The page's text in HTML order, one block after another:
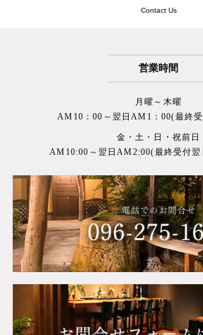
Contact Us
営業時間
月曜～木曜
AM10：00～翌日AM1：00(最終
金・土・日・祝前日
AM10:00～翌日AM2:00(最終受付